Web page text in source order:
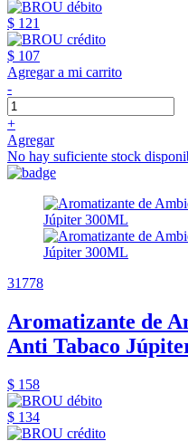
$ 121
$ 107
Agregar a mi carrito
-
+
Agregar
No hay suficiente stock
31778
Aromatizante de
Anti Tabaco
$ 158
$ 134